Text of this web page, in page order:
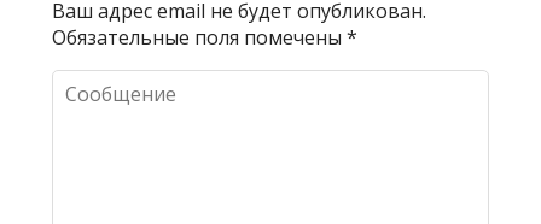
Ваш адрес email не будет опубликован.
Обязательные поля помечены *